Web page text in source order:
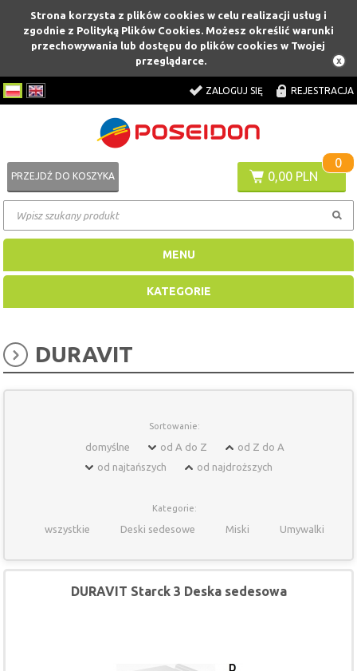
Strona korzysta z plików cookies w celu realizacji usług i
zgodnie z Polityką Plików Cookies. Możesz określić warunki
przechowywania lub dostępu do plików cookies w Twojej
przeglądarce.
ZALOGUJ SIĘ REJESTRACJA
0,00 PLN
0
PRZEJDŹ DO KOSZYKA
MENU
KATEGORIE
DURAVIT
Sortowanie:
domyślne od A do Z
od Z do A
od najtańszych
od najdroższych
Kategorie:
wszystkie Deski sedesowe Miski Umywalki
DURAVIT Starck 3 Deska sedesowa